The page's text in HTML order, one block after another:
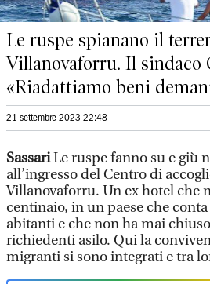
Le ruspe spianano il
Villanovaforru. Il sindaco
«Riadattiamo beni
21 settembre 2023 22:48
SassariLe ruspe fanno su e giù
all’ingresso del Centro di
Villanovaforru. Un ex hotel che
centinaio, in un paese che
abitanti e che non ha mai
richiedenti asilo. Qui la
migranti si sono integrati e tra